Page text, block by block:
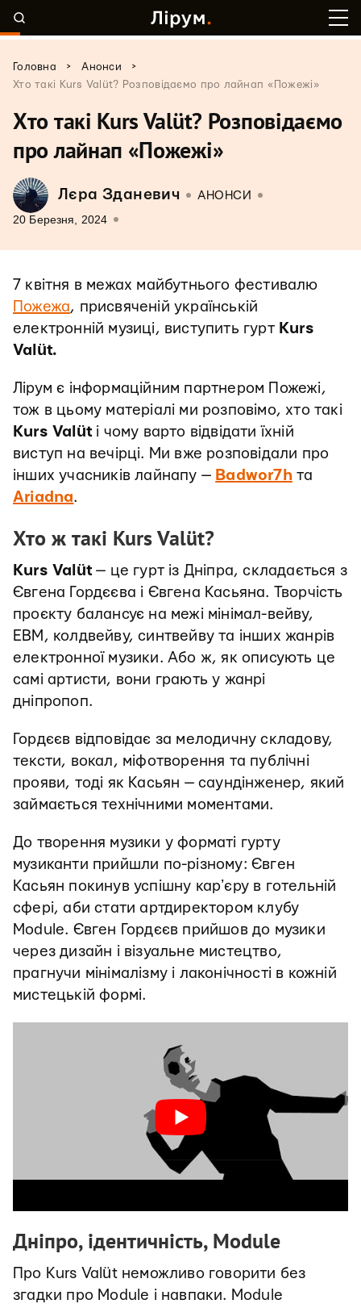
Головна > Анонси
>
Хто такі Kurs Valüt? Розповідаємо про лайнап «Пожежі»
Хто такі Kurs Valüt? Розповідаємо
про лайнап «Пожежі»
Лєра Зданевич АНОНСИ
20 Березня, 2024
7 квітня в межах майбутнього фестивалю
Пожежа, присвяченій українській
електронній музиці, виступить гурт Kurs
Valüt.
Лірум є інформаційним партнером Пожежі,
тож в цьому матеріалі ми розповімо, хто такі
Kurs Valüt і чому варто відвідати їхній
виступ на вечірці. Ми вже розповідали про
інших учасників лайнапу — Badwor7hта
Ariadna.
Хто ж такі Kurs Valüt?
Kurs Valüt — це гурт із Дніпра, складається з
Євгена Гордєєва і Євгена Касьяна. Творчість
проєкту балансує на межі мінімал-вейву,
EBM, колдвейву, синтвейву та інших жанрів
електронної музики. Або ж, як описують це
самі артисти, вони грають у жанрі
дніпропоп.
Гордєєв відповідає за мелодичну складову,
тексти, вокал, міфотворення та публічні
прояви, тоді як Касьян — саундінженер, який
займається технічними моментами.
До творення музики у форматі гурту
музиканти прийшли по-різному: Євген
Касьян покинув успішну карʼєру в готельній
сфері, аби стати артдиректором клубу
Module. Євген Гордєєв прийшов до музики
через дизайн і візуальне мистецтво,
прагнучи мінімалізму і лаконічності в кожній
мистецькій формі.
Дніпро, ідентичність, Module
Про Kurs Valüt неможливо говорити без
згадки про Module і навпаки. Module